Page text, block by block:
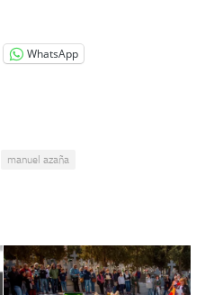
WhatsApp
manuel azaña